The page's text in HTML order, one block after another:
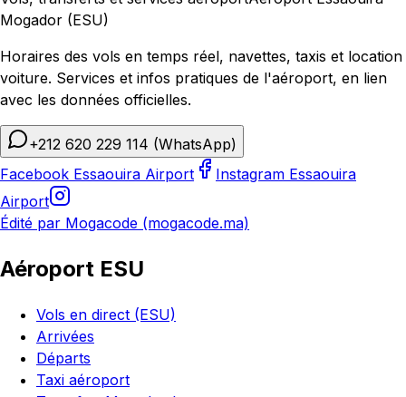
Mogador (ESU)
Horaires des vols en temps réel, navettes, taxis et location
voiture. Services et infos pratiques de l'aéroport, en lien
avec les données officielles.
+212 620 229 114 (WhatsApp)
Facebook Essaouira Airport
Instagram Essaouira
Airport
Édité par Mogacode (mogacode.ma)
Aéroport ESU
Vols en direct (ESU)
Arrivées
Départs
Taxi aéroport